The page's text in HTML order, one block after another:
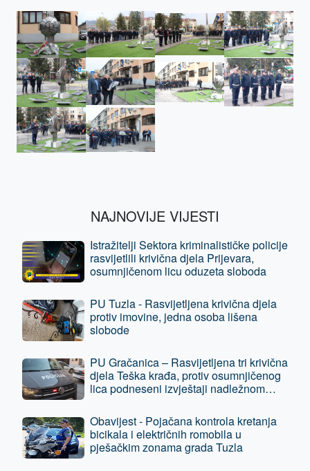
NAJNOVIJE VIJESTI
Istražitelji Sektora kriminalističke policije
rasvijetlili krivična djela Prijevara,
osumnjičenom licu oduzeta sloboda
PU Tuzla - Rasvijetljena krivična djela
protiv imovine, jedna osoba lišena
slobode
PU Gračanica – Rasvijetljena tri krivična
djela Teška krađa, protiv osumnjičenog
lica podneseni izvještaji nadležnom
Obavijest - Pojačana kontrola kretanja
bicikala i električnih romobila u
pješačkim zonama grada Tuzla